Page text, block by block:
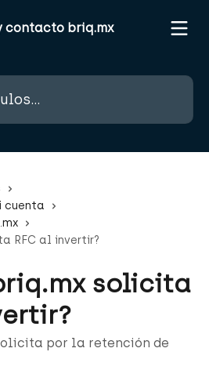
cuenta
RFC al invertir?
solicita
por la retención de